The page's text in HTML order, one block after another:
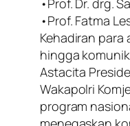
•Prof. Dr. drg.
•Prof. Fatma
Kehadiran
hingga
Astacita
Wakapolri
program